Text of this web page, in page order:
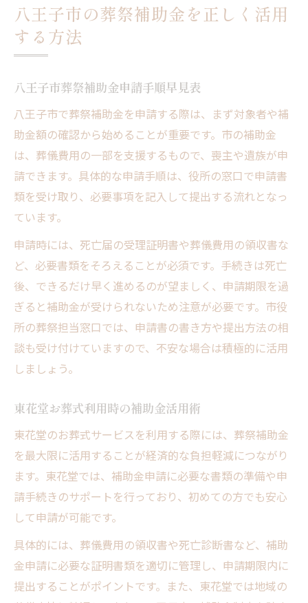
八王子市の葬祭補助金を正しく活用
する方法
八王子市葬祭補助金申請手順早見表
八王子市で葬祭補助金を申請する際は、まず対象者や補
助金額の確認から始めることが重要です。市の補助金
は、葬儀費用の一部を支援するもので、喪主や遺族が申
請できます。具体的な申請手順は、役所の窓口で申請書
類を受け取り、必要事項を記入して提出する流れとなっ
ています。
申請時には、死亡届の受理証明書や葬儀費用の領収書な
ど、必要書類をそろえることが必須です。手続きは死亡
後、できるだけ早く進めるのが望ましく、申請期限を過
ぎると補助金が受けられないため注意が必要です。市役
所の葬祭担当窓口では、申請書の書き方や提出方法の相
談も受け付けていますので、不安な場合は積極的に活用
しましょう。
東花堂お葬式利用時の補助金活用術
東花堂のお葬式サービスを利用する際には、葬祭補助金
を最大限に活用することが経済的な負担軽減につながり
ます。東花堂では、補助金申請に必要な書類の準備や申
請手続きのサポートを行っており、初めての方でも安心
して申請が可能です。
具体的には、葬儀費用の領収書や死亡診断書など、補助
金申請に必要な証明書類を適切に管理し、申請期限内に
提出することがポイントです。また、東花堂では地域の